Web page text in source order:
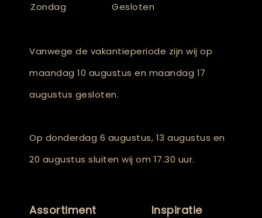
Zondag
Gesloten
Vanwege de vakantieperiode zijn wij op
maandag 10 augustus en maandag 17
augustus gesloten.
Op donderdag 6 augustus, 13 augustus en
20 augustus sluiten wij om 17.30 uur.
Assortiment Inspiratie